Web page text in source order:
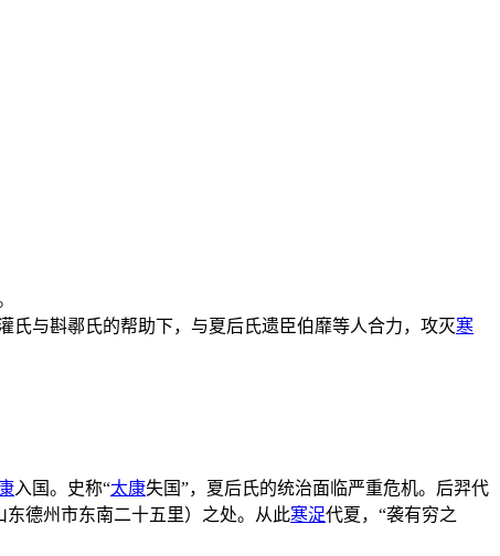
氏与斟鄩氏的帮助下，与夏后氏遗臣伯靡等人合力，攻灭寒
入国。史称“太康失国”，夏后氏的统治面临严重危机。后羿代
德州市东南二十五里）之处。从此寒浞代夏，“袭有穷之